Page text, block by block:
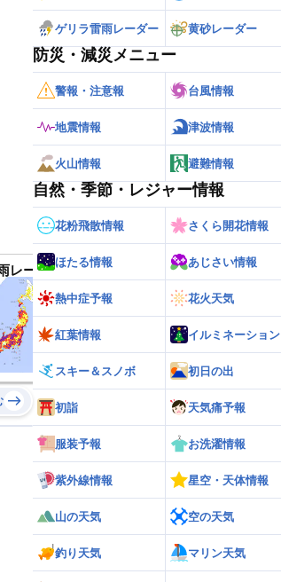
レーダー 世界の雨雲レーダー
ゲリラ雷雨レーダー 黄砂レーダー
防災・減災メニュー
警報・注意報 台風情報
地震情報 津波情報
火山情報 避難情報
自然・季節・レジャー情報
花粉飛散情報 さくら開花情報
ほたる情報 あじさい情報
熱中症予報 花火天気
紅葉情報 イルミネーション
スキー＆スノボ 初日の出
初詣 天気痛予報
服装予報 お洗濯情報
紫外線情報 星空・天体情報
山の天気 空の天気
釣り天気 マリン天気